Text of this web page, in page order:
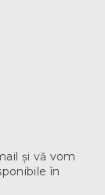
şi vă vom
în